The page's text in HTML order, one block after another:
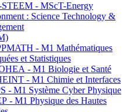
- MScT-Energy
: Science Technology &
- M1 Mathématiques
et Statistiques
- M1 Biologie et Santé
- M1 Chimie et Interfaces
- M1 Système Cyber Physique
- M1 Physique des Hautes